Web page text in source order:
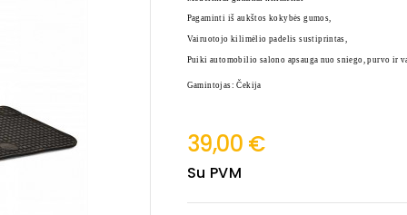
Pagaminti iš aukštos kokybės gumos,
Vairuotojo kilimėlio padelis sustiprintas,
Puiki automobilio salono apsauga nuo sniego, purvo ir
Gamintojas: Čekija
39,00 €
Su PVM